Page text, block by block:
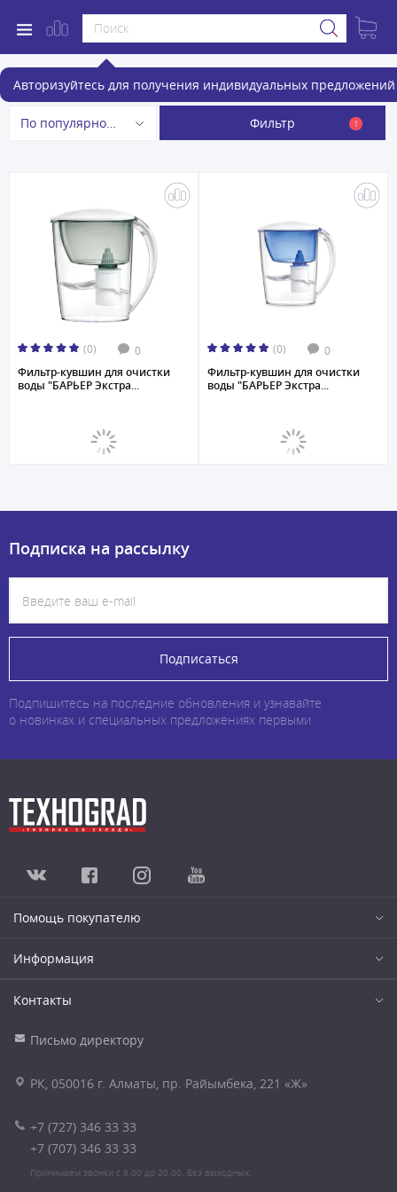
Авторизуйтесь для получения индивидуальных предложений
Фильтры-кувшины
По популярности Фильтр 1
(0) 0
Фильтр-кувшин для очистки
воды "БАРЬЕР Экстра...
(0) 0
Фильтр-кувшин для очистки
воды "БАРЬЕР Экстра...
Подписка на рассылку
Подписаться
Подпишитесь на последние обновления и узнавайте
о новинках и специальных предложениях первыми
Помощь покупателю
Информация
Контакты
Письмо директору
РК, 050016 г. Алматы, пр. Райымбека, 221 «Ж»
+7 (727) 346 33 33
+7 (707) 346 33 33
Принимаем звонки с 9.00 до 20.00. Без выходных.